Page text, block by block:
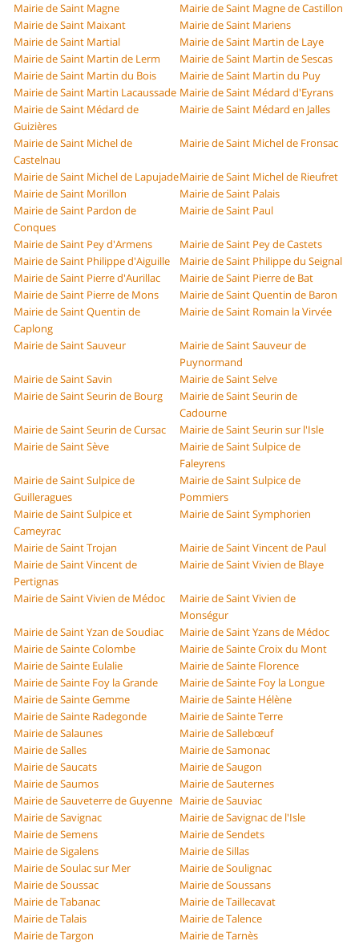
Mairie de Saint Magne
Mairie de Saint Magne de Castillon
Mairie de Saint Maixant
Mairie de Saint Mariens
Mairie de Saint Martial
Mairie de Saint Martin de Laye
Mairie de Saint Martin de Lerm
Mairie de Saint Martin de Sescas
Mairie de Saint Martin du Bois
Mairie de Saint Martin du Puy
Mairie de Saint Martin Lacaussade Mairie de Saint Médard d'Eyrans
Mairie de Saint Médard de
Guizières
Mairie de Saint Médard en Jalles
Mairie de Saint Michel de
Castelnau
Mairie de Saint Michel de Fronsac
Mairie de Saint Michel de LapujadeMairie de Saint Michel de Rieufret
Mairie de Saint Morillon
Mairie de Saint Palais
Mairie de Saint Pardon de
Conques
Mairie de Saint Paul
Mairie de Saint Pey d'Armens
Mairie de Saint Pey de Castets
Mairie de Saint Philippe d'Aiguille
Mairie de Saint Philippe du Seignal
Mairie de Saint Pierre d'Aurillac
Mairie de Saint Pierre de Bat
Mairie de Saint Pierre de Mons
Mairie de Saint Quentin de Baron
Mairie de Saint Quentin de
Caplong
Mairie de Saint Romain la Virvée
Mairie de Saint Sauveur
Mairie de Saint Sauveur de
Puynormand
Mairie de Saint Savin
Mairie de Saint Selve
Mairie de Saint Seurin de Bourg
Mairie de Saint Seurin de
Cadourne
Mairie de Saint Seurin de Cursac
Mairie de Saint Seurin sur l'Isle
Mairie de Saint Sève
Mairie de Saint Sulpice de
Faleyrens
Mairie de Saint Sulpice de
Guilleragues
Mairie de Saint Sulpice de
Pommiers
Mairie de Saint Sulpice et
Cameyrac
Mairie de Saint Symphorien
Mairie de Saint Trojan
Mairie de Saint Vincent de Paul
Mairie de Saint Vincent de
Pertignas
Mairie de Saint Vivien de Blaye
Mairie de Saint Vivien de Médoc
Mairie de Saint Vivien de
Monségur
Mairie de Saint Yzan de Soudiac
Mairie de Saint Yzans de Médoc
Mairie de Sainte Colombe
Mairie de Sainte Croix du Mont
Mairie de Sainte Eulalie
Mairie de Sainte Florence
Mairie de Sainte Foy la Grande
Mairie de Sainte Foy la Longue
Mairie de Sainte Gemme
Mairie de Sainte Hélène
Mairie de Sainte Radegonde
Mairie de Sainte Terre
Mairie de Salaunes
Mairie de Sallebœuf
Mairie de Salles
Mairie de Samonac
Mairie de Saucats
Mairie de Saugon
Mairie de Saumos
Mairie de Sauternes
Mairie de Sauveterre de Guyenne Mairie de Sauviac
Mairie de Savignac
Mairie de Savignac de l'Isle
Mairie de Semens
Mairie de Sendets
Mairie de Sigalens
Mairie de Sillas
Mairie de Soulac sur Mer
Mairie de Soulignac
Mairie de Soussac
Mairie de Soussans
Mairie de Tabanac
Mairie de Taillecavat
Mairie de Talais
Mairie de Talence
Mairie de Targon
Mairie de Tarnès